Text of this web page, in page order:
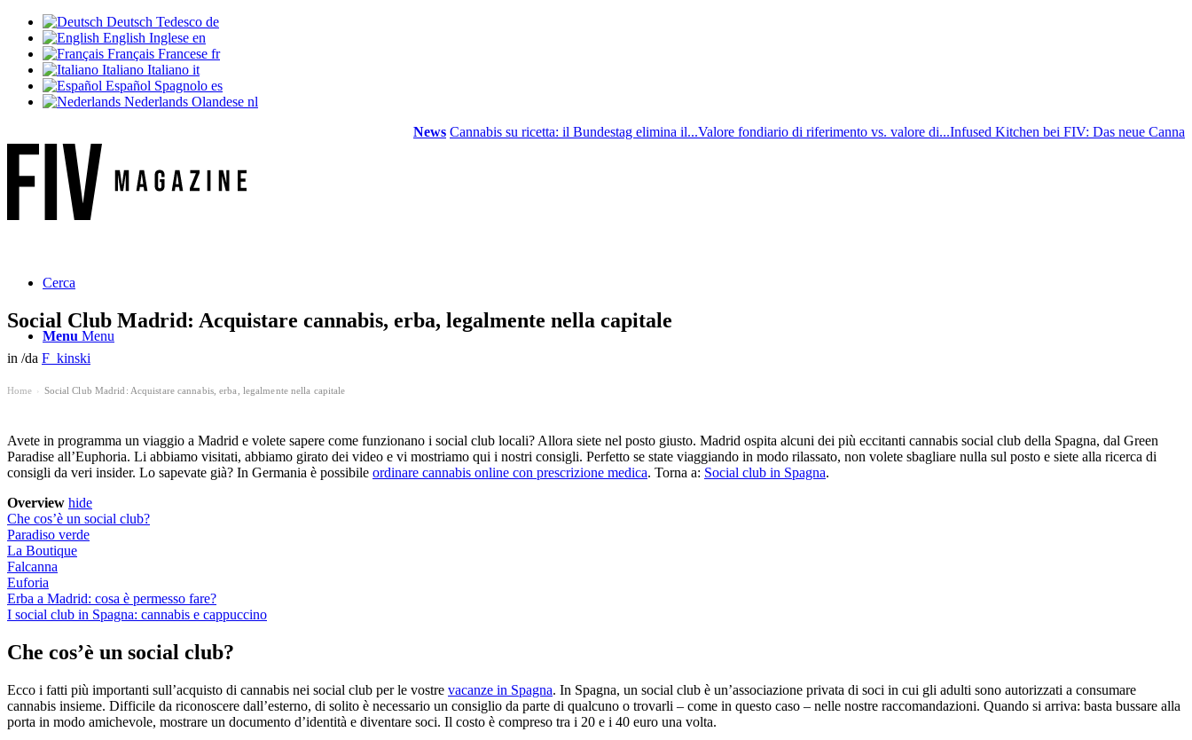
Deutsch Tedesco de
English Inglese en
Français Francese fr
Italiano Italiano it
Español Spagnolo es
Nederlands Olandese nl
News Cannabis su ricetta: il Bundestag elimina il...Valore fondiario di riferimento vs. valore di...Infused Kitchen bei FIV: Das neue
Cerca
Menu Menu
Social Club Madrid: Acquistare cannabis, erba, legalmente nella capitale
in /da F_kinski
Home Social Club Madrid: Acquistare cannabis, erba, legalmente nella capitale
Avete in programma un viaggio a Madrid e volete sapere come funzionano i social club locali? Allora siete nel posto giusto. Madrid ospita alcuni dei più eccitanti cannabis social club della Spagna, dal Green
Paradise all’Euphoria. Li abbiamo visitati, abbiamo girato dei video e vi mostriamo qui i nostri consigli. Perfetto se state viaggiando in modo rilassato, non volete sbagliare nulla sul posto e siete alla ricerca di
consigli da veri insider. Lo sapevate già? In Germania è possibile ordinare cannabis online con prescrizione medica. Torna a: Social club in Spagna.
Overview hide
Che cos’è un social club?
Paradiso verde
La Boutique
Falcanna
Euforia
Erba a Madrid: cosa è permesso fare?
I social club in Spagna: cannabis e cappuccino
Che cos’è un social club?
Ecco i fatti più importanti sull’acquisto di cannabis nei social club per le vostre vacanze in Spagna. In Spagna, un social club è un’associazione privata di soci in cui gli adulti sono autorizzati a consumare
cannabis insieme. Difficile da riconoscere dall’esterno, di solito è necessario un consiglio da parte di qualcuno o trovarli – come in questo caso – nelle nostre raccomandazioni. Quando si arriva: basta bussare alla
porta in modo amichevole, mostrare un documento d’identità e diventare soci. Il costo è compreso tra i 20 e i 40 euro una volta.